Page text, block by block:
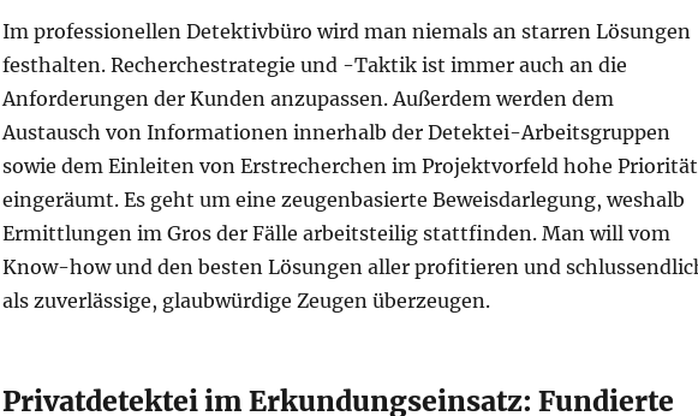
Im professionellen Detektivbüro wird man niemals an starren Lösungen
festhalten. Recherchestrategie und -Taktik ist immer auch an die
Anforderungen der Kunden anzupassen. Außerdem werden dem
Austausch von Informationen innerhalb der Detektei-Arbeitsgruppen
sowie dem Einleiten von Erstrecherchen im Projektvorfeld hohe Priorität
eingeräumt. Es geht um eine zeugenbasierte Beweisdarlegung, weshalb
Ermittlungen im Gros der Fälle arbeitsteilig stattfinden. Man will vom
Know-how und den besten Lösungen aller profitieren und
als zuverlässige, glaubwürdige Zeugen überzeugen.
Privatdetektei im Erkundungseinsatz: Fundierte